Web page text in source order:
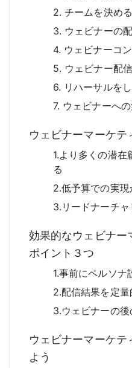
2. チームを決める
3. ウェビナーの
4. ウェビナーコ
5. ウェビナー配
6. リハーサルを
7. ウェビナーへ
ウェビナーマーケテ
1.より多くの潜在
る
2.低予算での実
3.リードナーチ
効果的なウェビナー
ポイント３つ
1.事前にペルソナ
2.配信結果を定量
3.ウェビナーの
ウェビナーマーケテ
よう